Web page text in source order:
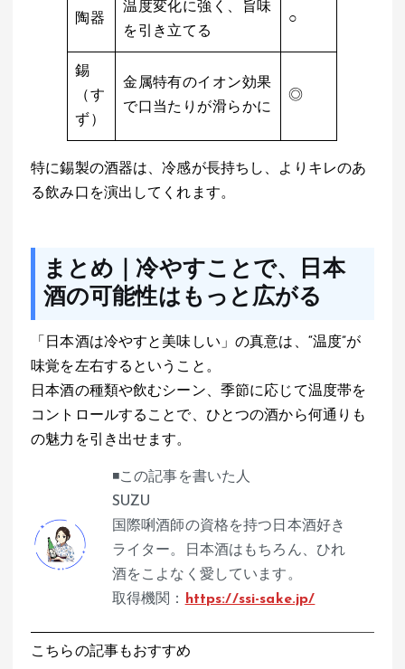
陶器
温度変化に強く、旨味
を引き立てる
○
錫
（す
ず）
金属特有のイオン効果
で口当たりが滑らかに
◎
特に錫製の酒器は、冷感が長持ちし、よりキレのあ
る飲み口を演出してくれます。
まとめ｜冷やすことで、日本
酒の可能性はもっと広がる
「日本酒は冷やすと美味しい」の真意は、“温度”が
味覚を左右するということ。
日本酒の種類や飲むシーン、季節に応じて温度帯を
コントロールすることで、ひとつの酒から何通りも
の魅力を引き出せます。
◾️この記事を書いた人
SUZU
国際唎酒師の資格を持つ日本酒好き
ライター。日本酒はもちろん、ひれ
酒をこよなく愛しています。
取得機関：
https://ssi-sake.jp/
こちらの記事もおすすめ